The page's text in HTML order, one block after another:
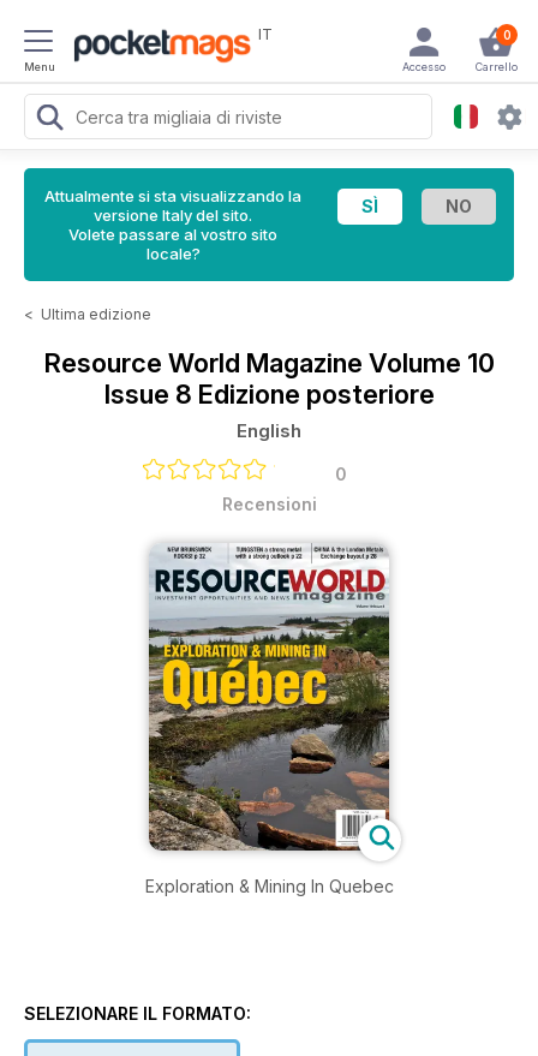
Menu
IT 0
Carrello
Accesso
Attualmente si sta visualizzando la
versione Italy del sito.
Volete passare al vostro sito
locale?
< Ultima edizione
Resource World Magazine Volume 10
Issue 8 Edizione posteriore
English
0
Recensioni
Exploration & Mining In Quebec
SELEZIONARE IL FORMATO: